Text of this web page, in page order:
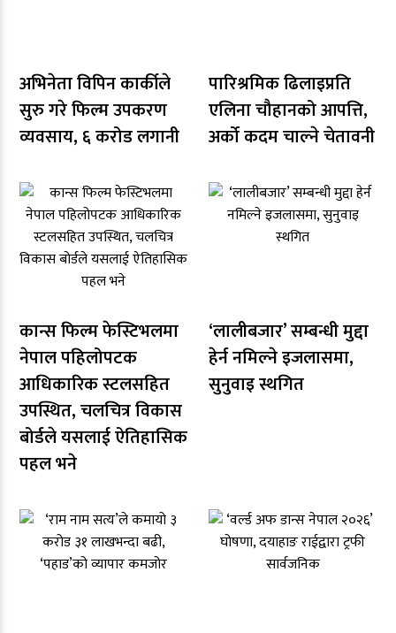
अभिनेता विपिन कार्कीले
सुरु गरे फिल्म उपकरण
व्यवसाय, ६ करोड लगानी
पारिश्रमिक ढिलाइप्रति
एलिना चौहानको आपत्ति,
अर्को कदम चाल्ने चेतावनी
कान्स फिल्म फेस्टिभलमा
नेपाल पहिलोपटक
आधिकारिक स्टलसहित
उपस्थित, चलचित्र विकास
बोर्डले यसलाई ऐतिहासिक
पहल भने
‘लालीबजार’ सम्बन्धी मुद्दा
हेर्न नमिल्ने इजलासमा,
सुनुवाइ स्थगित